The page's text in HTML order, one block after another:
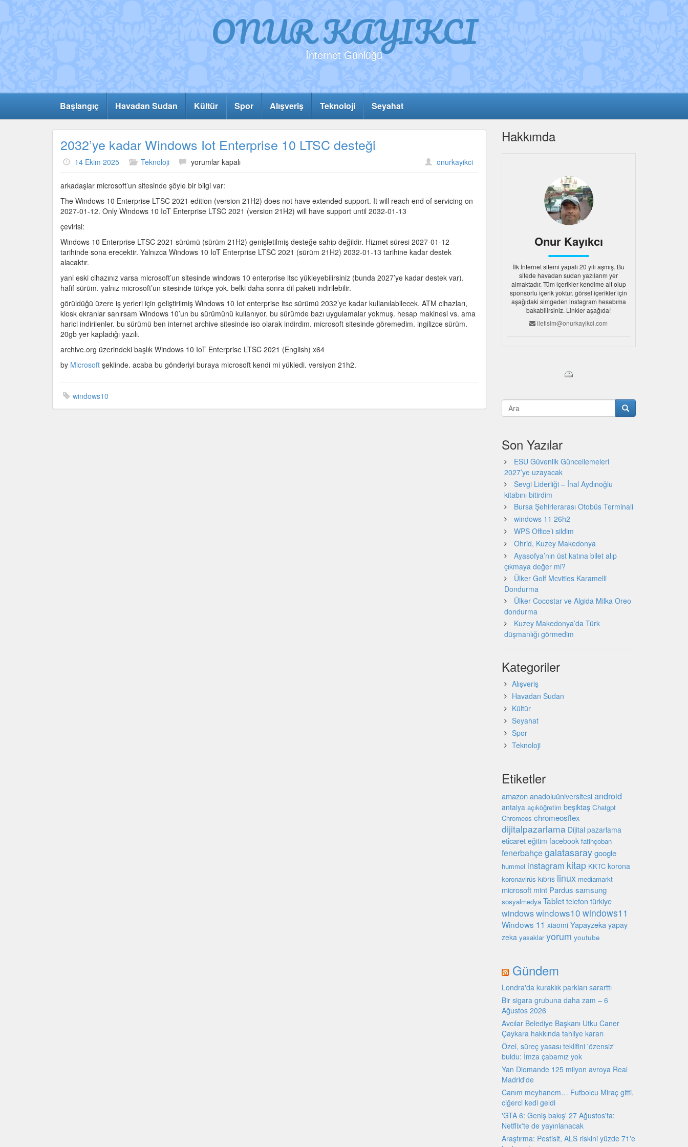
ONUR KAYIKCI
İnternet Günlüğü
Başlangıç Havadan Sudan Kültür Spor Alışveriş Teknoloji Seyahat
2032’ye kadar Windows Iot Enterprise 10 LTSC desteği
14 Ekim 2025 Teknoloji
2032’ye
Windows
Enterprise
10
için
yorumlar kapalı onurkayikci
arkadaşlar microsoft’un sitesinde şöyle bir bilgi var:
The Windows 10 Enterprise LTSC 2021 edition (version 21H2) does not have extended support. It will reach end of servicing on
2027-01-12. Only Windows 10 IoT Enterprise LTSC 2021 (version 21H2) will have support until 2032-01-13
çevirisi:
Windows 10 Enterprise LTSC 2021 sürümü (sürüm 21H2) genişletilmiş desteğe sahip değildir. Hizmet süresi 2027-01-12
tarihinde sona erecektir. Yalnızca Windows 10 IoT Enterprise LTSC 2021 (sürüm 21H2) 2032-01-13 tarihine kadar destek
alacaktır.
yani eski cihazınız varsa microsoft’un sitesinde windows 10 enterprise ltsc yükleyebilirsiniz (bunda 2027’ye kadar destek var).
hafif sürüm. yalnız microsoft’un sitesinde türkçe yok. belki daha sonra dil paketi indirilebilir.
görüldüğü üzere iş yerleri için geliştirilmiş Windows 10 Iot enterprise ltsc sürümü 2032’ye kadar kullanılabilecek. ATM cihazları,
kiosk ekranlar sanırsam Windows 10’un bu sürümünü kullanıyor. bu sürümde bazı uygulamalar yokmuş. hesap makinesi vs. ama
harici indirilenler. bu sürümü ben internet archive sitesinde iso olarak indirdim. microsoft sitesinde göremedim. ingilizce sürüm.
20gb yer kapladığı yazılı.
archive.org üzerindeki başlık Windows 10 IoT Enterprise LTSC 2021 (English) x64
by Microsoft şeklinde. acaba bu gönderiyi buraya microsoft kendi mi yükledi. versiyon 21h2.
windows10
Hakkımda
Onur Kayıkcı
İlk İnternet sitemi yapalı 20 yılı aşmış. Bu
sitede havadan sudan yazılarım yer
almaktadır. Tüm içerikler kendime ait olup
sponsorlu içerik yoktur. görsel içerikler için
aşağıdaki simgeden instagram hesabıma
bakabilirsiniz. Linkler aşağıda!
iletisim@onurkayikci.com
Son Yazılar
ESU Güvenlik Güncellemeleri
2027’ye uzayacak
Sevgi Liderliği – İnal Aydınoğlu
kitabını bitirdim
Bursa Şehirlerarası Otobüs Terminali
windows 11 26h2
WPS Office’i sildim
Ohrid, Kuzey Makedonya
Ayasofya’nın üst katına bilet alıp
çıkmaya değer mi?
Ülker Golf Mcvities Karamelli
Dondurma
Ülker Cocostar ve Algida Milka Oreo
dondurma
Kuzey Makedonya’da Türk
düşmanlığı görmedim
Kategoriler
Alışveriş
Havadan Sudan
Kültür
Seyahat
Spor
Teknoloji
Etiketler
amazon anadoluüniversitesi android
antalya açıköğretim beşiktaş Chatgpt
Chromeos chromeosflex
dijitalpazarlama Dijital pazarlama
eticaret eğitim facebook fatihçoban
fenerbahçegalatasaray google
hummel instagram kitap KKTC korona
koronavirüs kıbrıs linux mediamarkt
microsoft mint Pardus samsung
sosyalmedya Tablet telefon türkiye
windowswindows10 windows11
Windows 11 xiaomi Yapayzeka yapay
zeka yasaklar yorum youtube
Gündem
Londra'da kuraklık parkları sararttı
Bir sigara grubuna daha zam – 6
Ağustos 2026
Avcılar Belediye Başkanı Utku Caner
Çaykara hakkında tahliye kararı
Özel, süreç yasası teklifini 'özensiz'
buldu: İmza çabamız yok
Yan Diomande 125 milyon avroya Real
Madrid'de
Canım meyhanem… Futbolcu Miraç gitti,
ciğerci kedi geldi
'GTA 6: Geniş bakış' 27 Ağustos'ta:
Netflix'te de yayınlanacak
Araştırma: Pestisit, ALS riskini yüzde 71'e